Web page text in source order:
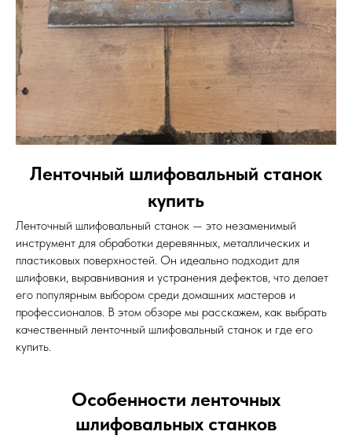
Ленточный шлифовальный станок
купить
Ленточный шлифовальный станок — это незаменимый
инструмент для обработки деревянных, металлических и
пластиковых поверхностей. Он идеально подходит для
шлифовки, выравнивания и устранения дефектов, что делает
его популярным выбором среди домашних мастеров и
профессионалов. В этом обзоре мы расскажем, как выбрать
качественный ленточный шлифовальный станок и где его
купить.
Особенности ленточных
шлифовальных станков